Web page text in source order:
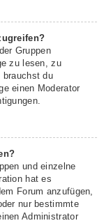
Gruppen
zu lesen, zu
brauchst du
einen Moderator
und einzelne
hat es
Forum anzufügen,
nur bestimmte
Administrator